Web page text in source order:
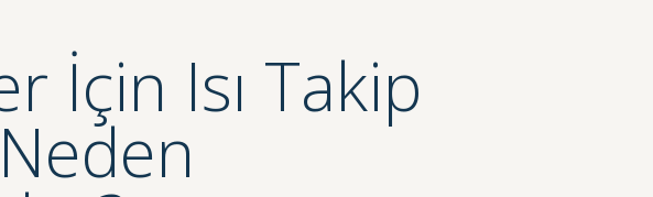
İçin Isı Takip